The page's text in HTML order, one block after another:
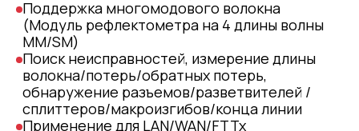
Поддержка многомодового волокна
(Модуль рефлектометра на 4 длины волны
MM/SM)
Поиск неисправностей, измерение длины
волокна/потерь/обратных потерь,
обнаружение разъемов/разветвителей /
сплиттеров/макроизгибов/конца линии
Применение для LAN/WAN/FTTx